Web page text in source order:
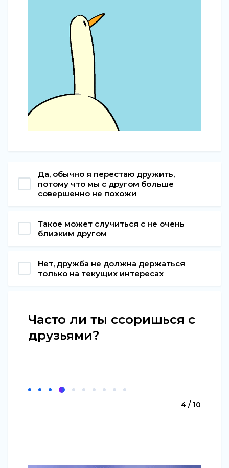
Да, обычно я перестаю дружить,
потому что мы с другом больше
совершенно не похожи
Такое может случиться с не очень
близким другом
Нет, дружба не должна держаться
только на текущих интересах
Часто ли ты ссоришься с
друзьями?
4 / 10